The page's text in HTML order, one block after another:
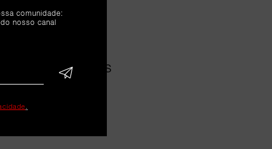
período do
dos resultados
—
— e pelo
comunidade:
nosso canal
.